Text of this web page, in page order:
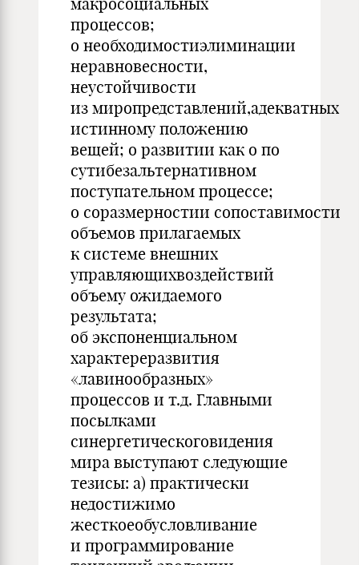
процессов;
о необходимостиэлиминации
неравновесности,
неустойчивости
из миропредставлений,адекватных
истинному положению
вещей; о развитии как о по
сутибезальтернативном
поступательном процессе;
о соразмерностии сопоставимости
объемов прилагаемых
к системе внешних
управляющихвоздействий
объему ожидаемого
результата;
об экспоненциальном
характереразвития
«лавинообразных»
процессов и т.д. Главными
посылками
синергетическоговидения
мира выступают следующие
тезисы: а) практически
недостижимо
жесткоеобусловливание
и программирование